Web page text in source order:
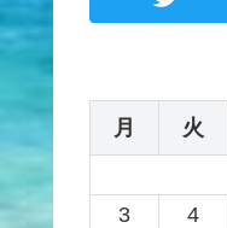
月
火
3
4